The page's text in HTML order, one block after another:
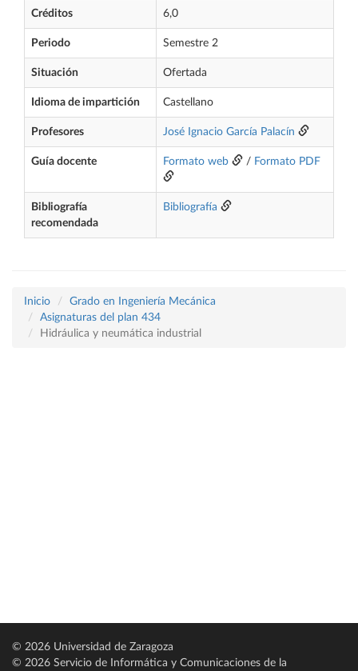
Créditos 6,0
Periodo Semestre 2
Situación Ofertada
Idioma de impartición Castellano
Profesores José Ignacio García Palacín
Guía docente Formato web / Formato PDF
Bibliografía
recomendada
Bibliografía
Inicio
Grado en Ingeniería Mecánica
Asignaturas del plan 434
Hidráulica y neumática industrial
© 2026 Universidad de Zaragoza
© 2026 Servicio de Informática y Comunicaciones de la